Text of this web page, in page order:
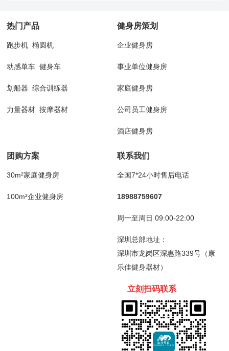
热门产品
跑步机 椭圆机
动感单车 健身车
划船器 综合训练器
力量器材 按摩器材
健身房策划
企业健身房
事业单位健身房
家庭健身房
公司员工健身房
酒店健身房
团购方案
30m²家庭健身房
100m²企业健身房
联系我们
全国7*24小时售后电话
18988759607
周一至周日 09:00-22:00
深圳总部地址：
深圳市龙岗区深惠路339号（康
乐佳健身器材）
立刻扫码联系